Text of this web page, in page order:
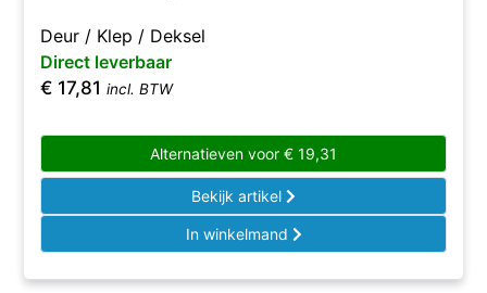
Deur / Klep / Deksel
Direct leverbaar
€ 17,81 incl. BTW
Alternatieven voor € 19,31
Bekijk artikel
In winkelmand